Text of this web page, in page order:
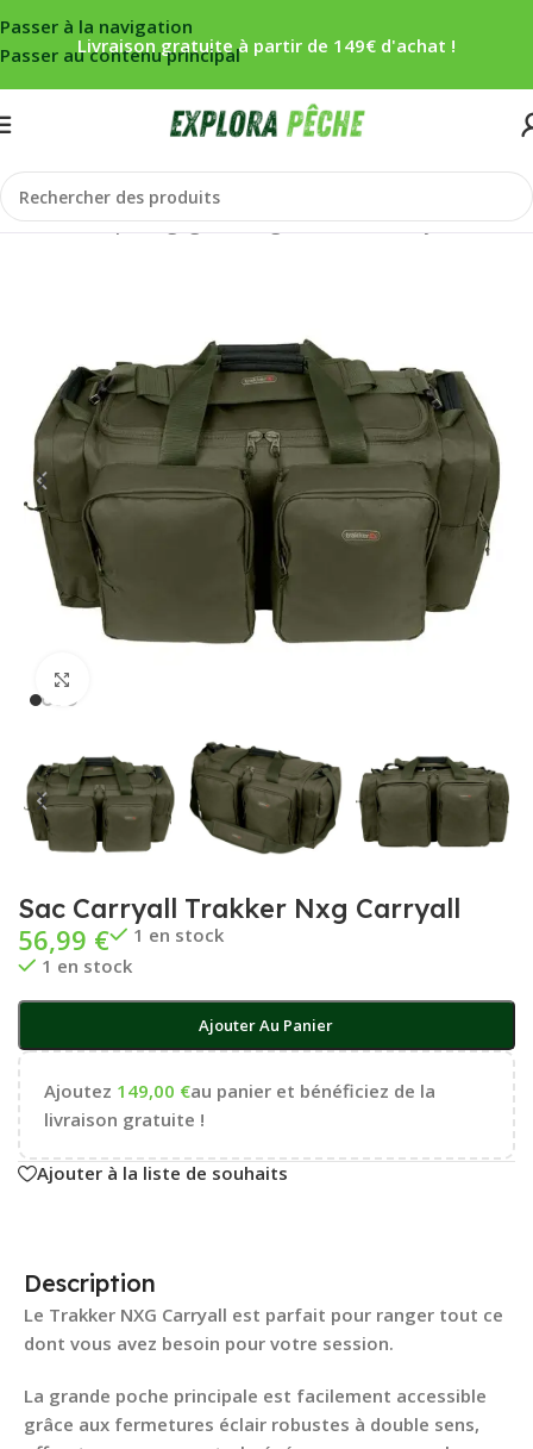
Passer à la navigation
Passer au contenu principal
Livraison gratuite à partir de 149€ d'achat !
Accueil/Carpe/Bagagerie/rangement/Sacs carryall
Sac Carryall Trakker Nxg Carryall
56,99 €
1 en stock
1 en stock
Ajouter Au Panier
Ajoutez 149,00 €au panier et bénéficiez de la
livraison gratuite !
Ajouter à la liste de souhaits
Description
Le Trakker NXG Carryall est parfait pour ranger tout ce
dont vous avez besoin pour votre session.
La grande poche principale est facilement accessible
grâce aux fermetures éclair robustes à double sens,